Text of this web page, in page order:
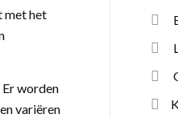
met het
worden
variëren